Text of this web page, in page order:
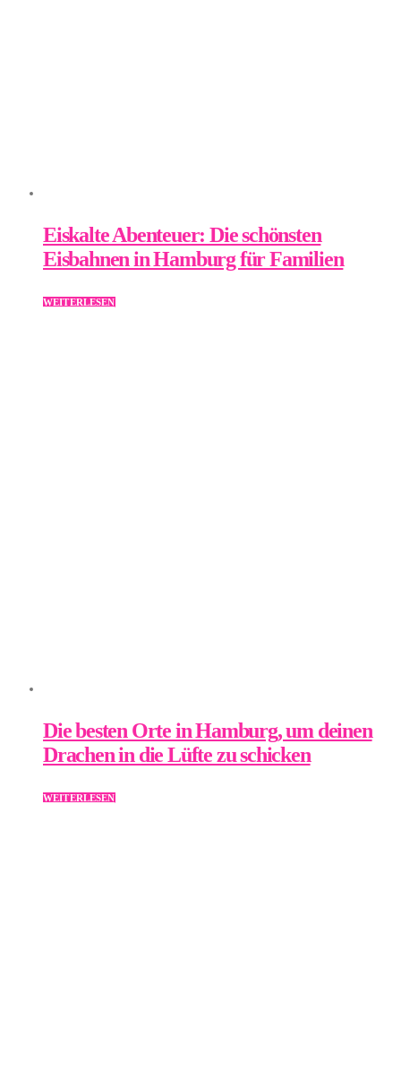
Eiskalte Abenteuer: Die schönsten
Eisbahnen in Hamburg für Familien
WEITERLESEN
Die besten Orte in Hamburg, um deinen
Drachen in die Lüfte zu schicken
WEITERLESEN